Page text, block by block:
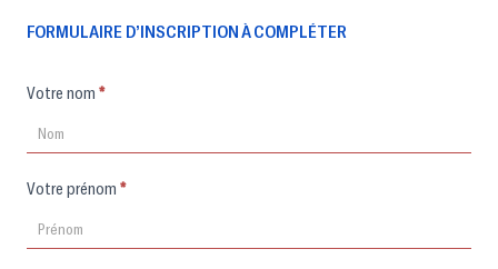
FORMULAIRE D’INSCRIPTION À COMPLÉTER
Formulaire
Votre nom *
Votre prénom *